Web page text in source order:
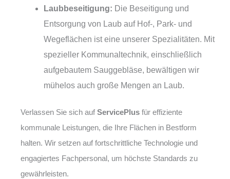
Laubbeseitigung: Die Beseitigung und
Entsorgung von Laub auf Hof-, Park- und
Wegeflächen ist eine unserer Spezialitäten. Mit
spezieller Kommunaltechnik, einschließlich
aufgebautem Sauggebläse, bewältigen wir
mühelos auch große Mengen an Laub.
Verlassen Sie sich auf ServicePlus für effiziente
kommunale Leistungen, die Ihre Flächen in Bestform
halten. Wir setzen auf fortschrittliche Technologie und
engagiertes Fachpersonal, um höchste Standards zu
gewährleisten.